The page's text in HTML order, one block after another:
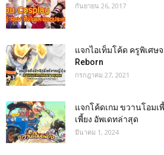
กันยายน 26, 2017
แจกไอเท็มโค้ด ครูพิเศษ
Reborn
กรกฎาคม 27, 2021
แจกโค้ดเกม ขวานโอมเ
เพี้ยง อัพเดทล่าสุด
มีนาคม 1, 2024